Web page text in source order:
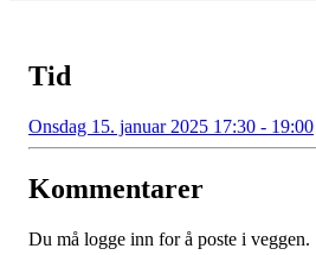
Tid
Onsdag 15. januar 2025 17:30 - 19:00
Kommentarer
Du må logge inn for å poste i veggen.